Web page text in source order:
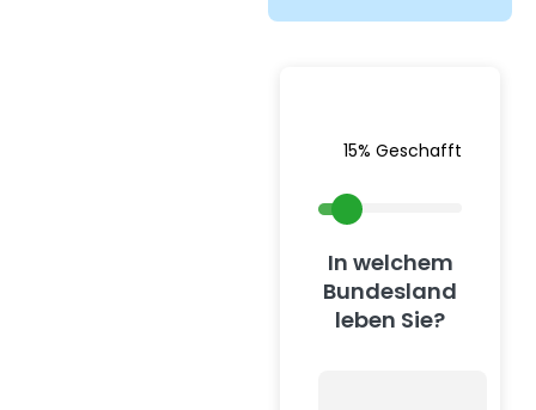
15% Geschafft
In welchem
Bundesland
leben Sie?